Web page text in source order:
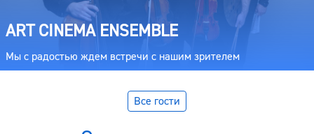
ART CINEMA ENSEMBLE
Мы с радостью ждем встречи с нашим зрителем
Все гости